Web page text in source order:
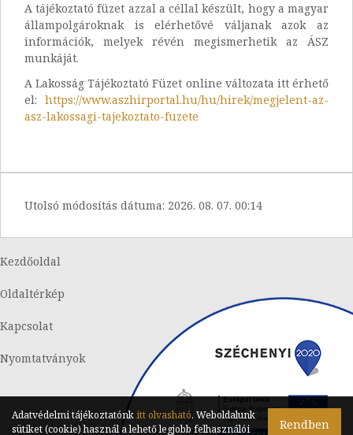
A tájékoztató füzet azzal a céllal készült, hogy a magyar
állampolgároknak is elérhetővé váljanak azok az
információk, melyek révén megismerhetik az ÁSZ
munkáját.
A Lakosság Tájékoztató Füzet online változata itt érhető
el: https://www.aszhirportal.hu/hu/hirek/megjelent-az-
asz-lakossagi-tajekoztato-fuzete
Utolsó módosítás dátuma: 2026. 08. 07. 00:14
Kezdőoldal
Oldaltérkép
Kapcsolat
Nyomtatványok
Rendben
Adatvédelmi tájékoztatónkitt olvasható. Weboldalunk
sütiket (cookie) használ a lehető legjobb felhasználói